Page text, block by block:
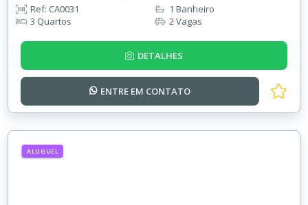
Ref: CA0031
3 Quartos
1 Banheiro
2 Vagas
DETALHES
ENTRE EM CONTATO
ALUGUEL